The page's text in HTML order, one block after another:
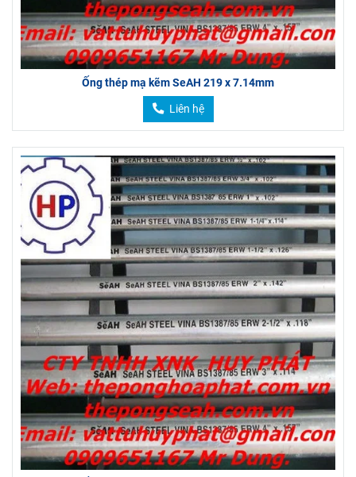
Ống thép mạ kẽm SeAH 219 x 7.14mm
Liên hệ